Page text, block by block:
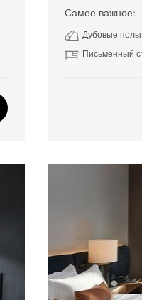
Самое важное:
Дубовые полы
Письменный